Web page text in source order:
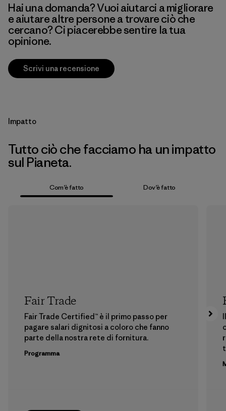
Hai una domanda? Vuoi aiutarci a migliorare
e aiutare altre persone a trovare ciò che
cercano? Ci piacerebbe sentire la tua
opinione.
Scrivi una recensione
Impatto
Tutto ciò che facciamo ha un impatto
sul Pianeta.
Com’è fatto Dov’è fatto
Fair Trade
Fair Trade Certified™ è il primo passo per
pagare salari dignitosi a coloro che fanno
parte della nostra rete di fornitura.
Programma